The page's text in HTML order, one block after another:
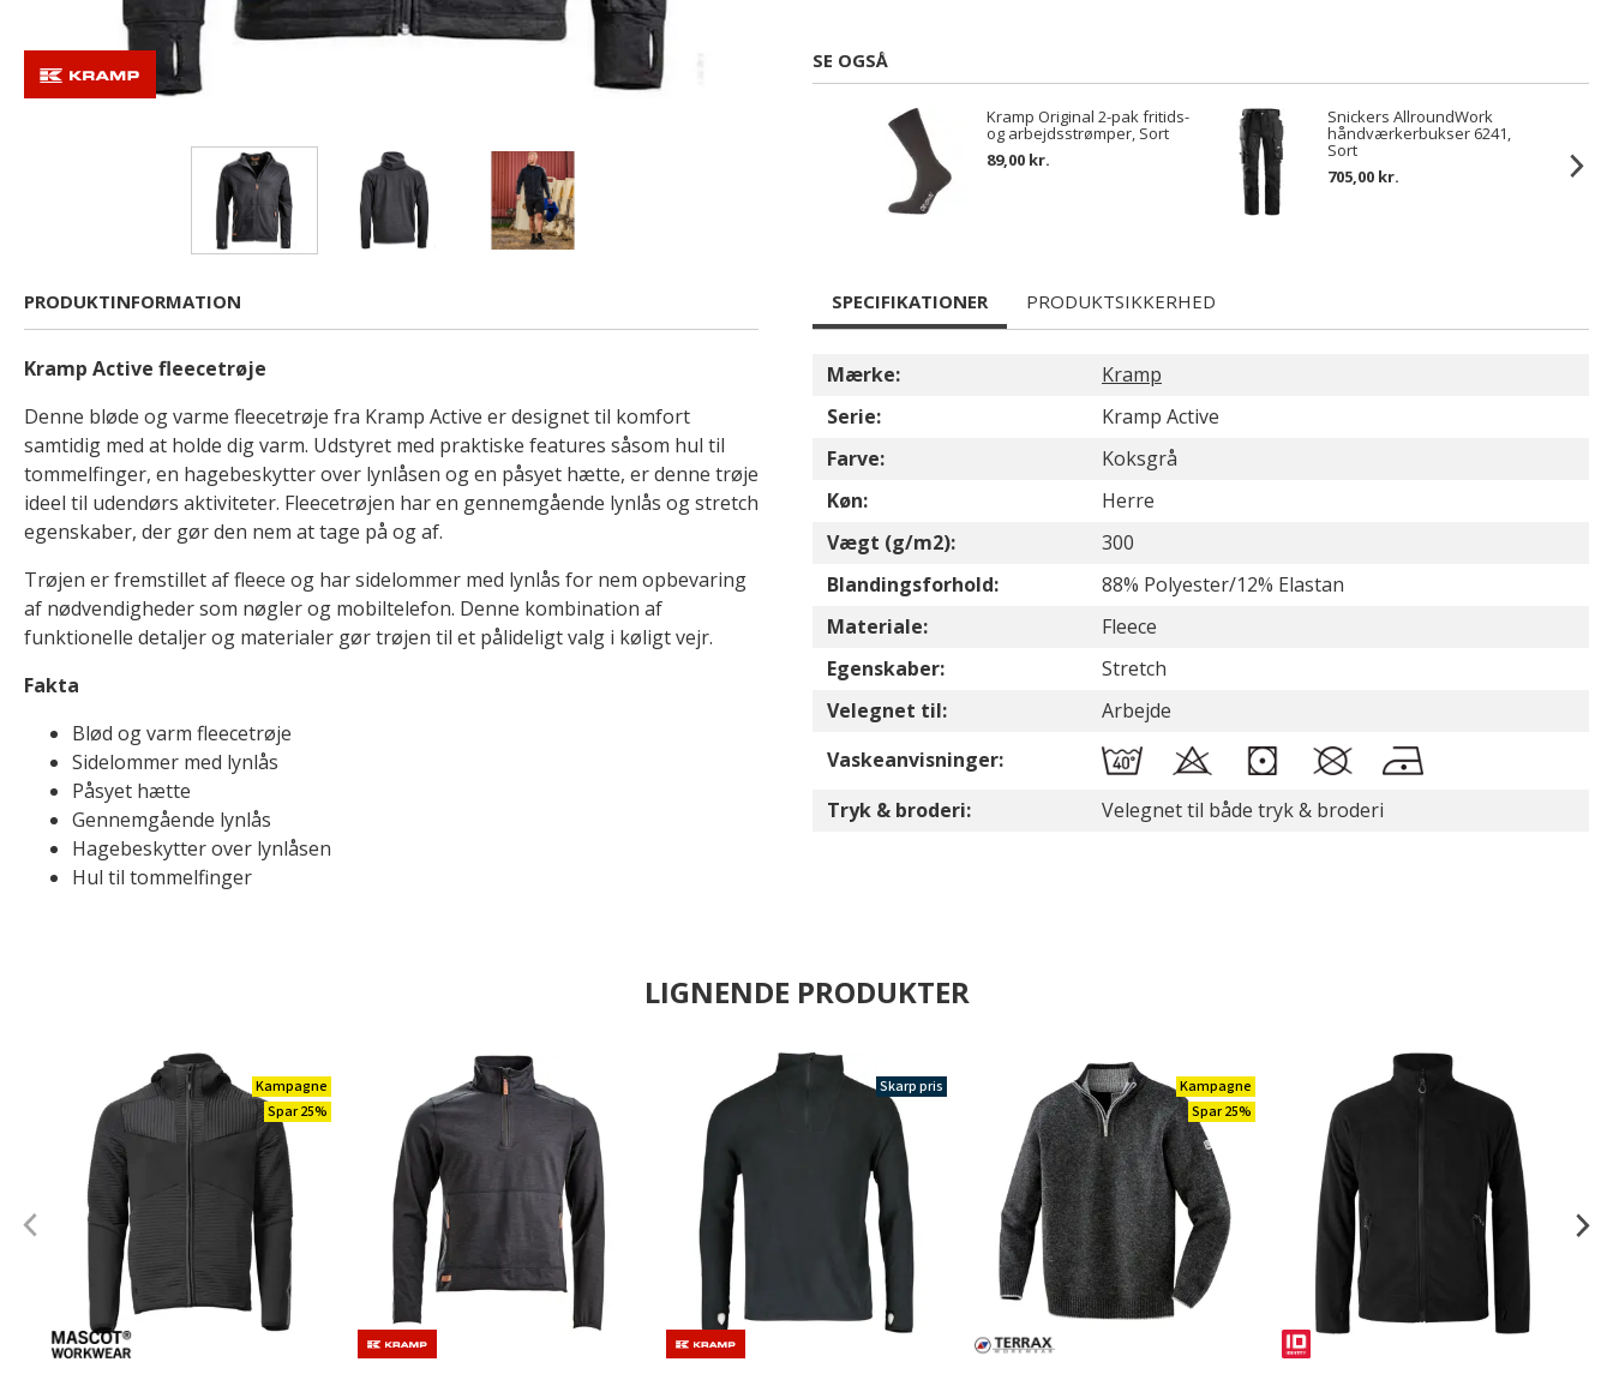
SE OGSÅ
Kramp Original 2-pak fritids-
og arbejdsstrømper, Sort
89,00 kr.
Snickers AllroundWork
håndværkerbukser 6241,
Sort
705,00 kr.
PRODUKTINFORMATION
Kramp Active fleecetrøje
Denne bløde og varme fleecetrøje fra Kramp Active er designet til komfort
samtidig med at holde dig varm. Udstyret med praktiske features såsom hul til
tommelfinger, en hagebeskytter over lynlåsen og en påsyet hætte, er denne trøje
ideel til udendørs aktiviteter. Fleecetrøjen har en gennemgående lynlås og stretch
egenskaber, der gør den nem at tage på og af.
Trøjen er fremstillet af fleece og har sidelommer med lynlås for nem opbevaring
af nødvendigheder som nøgler og mobiltelefon. Denne kombination af
funktionelle detaljer og materialer gør trøjen til et pålideligt valg i køligt vejr.
Fakta
Blød og varm fleecetrøje
Sidelommer med lynlås
Påsyet hætte
Gennemgående lynlås
Hagebeskytter over lynlåsen
Hul til tommelfinger
SPECIFIKATIONER PRODUKTSIKKERHED
Mærke:
Kramp
Serie:
Kramp Active
Farve:
Koksgrå
Køn:
Herre
Vægt (g/m2):
300
Blandingsforhold:
88% Polyester/12% Elastan
Materiale:
Fleece
Egenskaber:
Stretch
Velegnet til:
Arbejde
Vaskeanvisninger:
Tryk & broderi:
Velegnet til både tryk & broderi
LIGNENDE PRODUKTER
Kampagne
Spar 25%
Skarp pris
Kampagne
Spar 25%